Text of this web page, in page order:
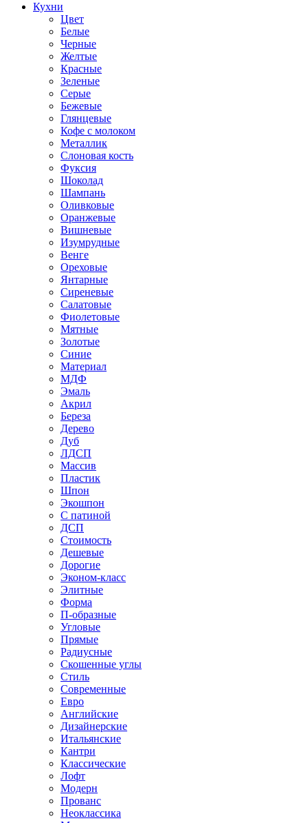
Кухни
Цвет
Белые
Черные
Желтые
Красные
Зеленые
Серые
Бежевые
Глянцевые
Кофе с молоком
Металлик
Слоновая кость
Фуксия
Шоколад
Шампань
Оливковые
Оранжевые
Вишневые
Изумрудные
Венге
Ореховые
Янтарные
Сиреневые
Салатовые
Фиолетовые
Мятные
Золотые
Синие
Материал
МДФ
Эмаль
Акрил
Береза
Дерево
Дуб
ЛДСП
Массив
Пластик
Шпон
Экошпон
С патиной
ДСП
Стоимость
Дешевые
Дорогие
Эконом-класс
Элитные
Форма
П-образные
Угловые
Прямые
Радиусные
Скошенные углы
Стиль
Современные
Евро
Английские
Дизайнерские
Итальянские
Кантри
Классические
Лофт
Модерн
Прованс
Неоклассика